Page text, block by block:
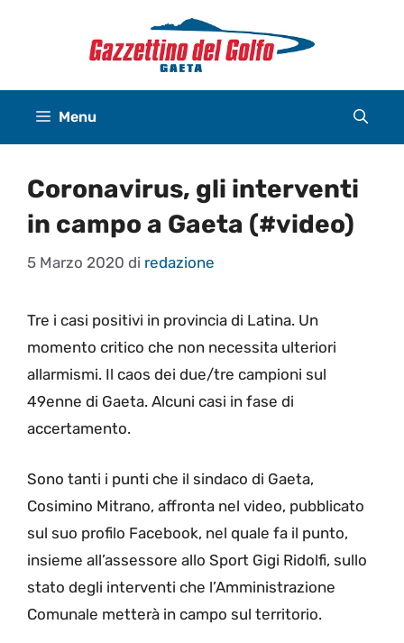
Menu
Coronavirus, gli interventi
in campo a Gaeta (#video)
5 Marzo 2020 di redazione
Tre i casi positivi in provincia di Latina. Un
momento critico che non necessita ulteriori
allarmismi. Il caos dei due/tre campioni sul
49enne di Gaeta. Alcuni casi in fase di
accertamento.
Sono tanti i punti che il sindaco di Gaeta,
Cosimino Mitrano, affronta nel video, pubblicato
sul suo profilo Facebook, nel quale fa il punto,
insieme all’assessore allo Sport Gigi Ridolfi, sullo
stato degli interventi che l’Amministrazione
Comunale metterà in campo sul territorio.